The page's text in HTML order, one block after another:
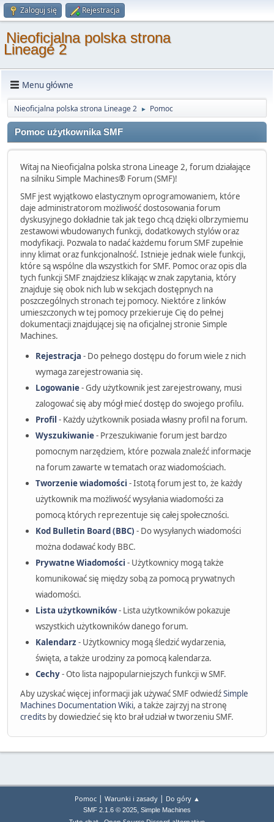
Zaloguj się Rejestracja
Nieoficjalna polska strona
Lineage 2
Menu główne
Nieoficjalna polska strona Lineage 2 ► Pomoc
Pomoc użytkownika SMF
Witaj na Nieoficjalna polska strona Lineage 2, forum działające
na silniku Simple Machines® Forum (SMF)!
SMF jest wyjątkowo elastycznym oprogramowaniem, które
daje administratorom możliwość dostosowania forum
dyskusyjnego dokładnie tak jak tego chcą dzięki olbrzymiemu
zestawowi wbudowanych funkcji, dodatkowych stylów oraz
modyfikacji. Pozwala to nadać każdemu forum SMF zupełnie
inny klimat oraz funkcjonalność. Istnieje jednak wiele funkcji,
które są wspólne dla wszystkich for SMF. Pomoc oraz opis dla
tych funkcji SMF znajdziesz klikając w znak zapytania, który
znajduje się obok nich lub w sekcjach dostępnych na
poszczególnych stronach tej pomocy. Niektóre z linków
umieszczonych w tej pomocy przekieruje Cię do pełnej
dokumentacji znajdującej się na oficjalnej stronie Simple
Machines.
Rejestracja - Do pełnego dostępu do forum wiele z nich
wymaga zarejestrowania się.
Logowanie- Gdy użytkownik jest zarejestrowany, musi
zalogować się aby mógł mieć dostęp do swojego profilu.
Profil - Każdy użytkownik posiada własny profil na forum.
Wyszukiwanie- Przeszukiwanie forum jest bardzo
pomocnym narzędziem, które pozwala znaleźć informacje
na forum zawarte w tematach oraz wiadomościach.
Tworzenie wiadomości - Istotą forum jest to, że każdy
użytkownik ma możliwość wysyłania wiadomości za
pomocą których reprezentuje się całej społeczności.
Kod Bulletin Board (BBC) - Do wysyłanych wiadomości
można dodawać kody BBC.
Prywatne Wiadomości - Użytkownicy mogą także
komunikować się między sobą za pomocą prywatnych
wiadomości.
Lista użytkowników- Lista użytkowników pokazuje
wszystkich użytkowników danego forum.
Kalendarz - Użytkownicy mogą śledzić wydarzenia,
święta, a także urodziny za pomocą kalendarza.
Cechy- Oto lista najpopularniejszych funkcji w SMF.
Aby uzyskać więcej informacji jak używać SMF odwiedźSimple
Machines Documentation Wiki, a także zajrzyj na stronę
credits by dowiedzieć się kto brał udział w tworzeniu SMF.
Pomoc| Warunki i zasady| Do góry ▲
SMF 2.1.6 © 2025, Simple Machines